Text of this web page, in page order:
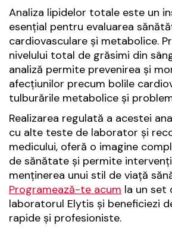
Analiza lipidelor totale este un
esențial pentru evaluarea
cardiovasculare și metabolice.
nivelului total de grăsimi din
analiză permite prevenirea și
afecțiunilor precum bolile
tulburările metabolice și
Realizarea regulată a acestei
cu alte teste de laborator și
medicului, oferă o imagine
de sănătate și permite
menținerea unui stil de viață
Programează-te acum la un set
laboratorul Elytis și beneficiezi
rapide și profesioniste.